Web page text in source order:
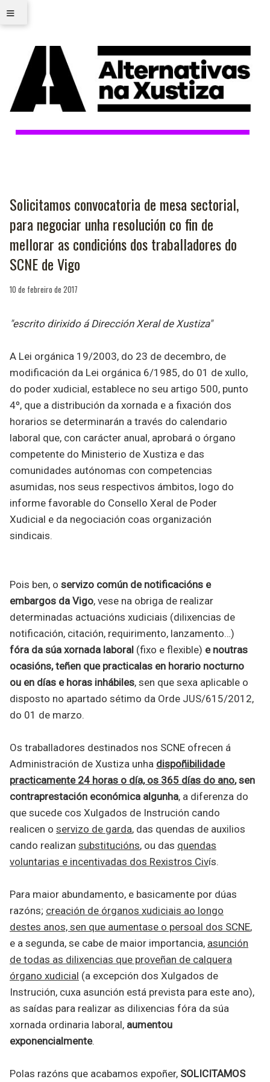
≡
Solicitamos convocatoria de mesa sectorial,
para negociar unha resolución co fin de
mellorar as condicións dos traballadores do
SCNE de Vigo
10 de febreiro de 2017
"escrito dirixido á Dirección Xeral de Xustiza"
A Lei orgánica 19/2003, do 23 de decembro, de
modificación da Lei orgánica 6/1985, do 01 de xullo,
do poder xudicial, establece no seu artigo 500, punto
4º, que a distribución da xornada e a fixación dos
horarios se determinarán a través do calendario
laboral que, con carácter anual, aprobará o órgano
competente do Ministerio de Xustiza e das
comunidades autónomas con competencias
asumidas, nos seus respectivos ámbitos, logo do
informe favorable do Consello Xeral de Poder
Xudicial e da negociación coas organización
sindicais.
Pois ben, o servizo común de notificacións e
embargos da Vigo, vese na obriga de realizar
determinadas actuacións xudiciais (dilixencias de
notificación, citación, requirimento, lanzamento…)
fóra da súa xornada laboral (fixo e flexible) e noutras
ocasións, teñen que practicalas en horario nocturno
ou en días e horas inhábiles, sen que sexa aplicable o
disposto no apartado sétimo da Orde JUS/615/2012,
do 01 de marzo.
Os traballadores destinados nos SCNE ofrecen á
Administración de Xustiza unha dispoñibilidade
practicamente 24 horas o día, os 365 días do ano, sen
contraprestación económica algunha, a diferenza do
que sucede cos Xulgados de Instrución cando
realicen o servizo de garda, das quendas de auxilios
cando realizan substitucións, ou das quendas
voluntarias e incentivadas dos Rexistros Civís.
Para maior abundamento, e basicamente por dúas
razóns; creación de órganos xudiciais ao longo
destes anos, sen que aumentase o persoal dos SCNE,
e a segunda, se cabe de maior importancia, asunción
de todas as dilixencias que proveñan de calquera
órgano xudicial (a excepción dos Xulgados de
Instrución, cuxa asunción está prevista para este ano),
as saídas para realizar as dilixencias fóra da súa
xornada ordinaria laboral, aumentou
exponencialmente.
Polas razóns que acabamos expoñer, SOLICITAMOS